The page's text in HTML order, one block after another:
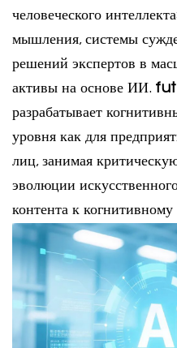
человеческого
мышления, системы
решений экспертов в
активы на основе ИИ.
разрабатывает
уровня как для
лиц, занимая
эволюции
контента к